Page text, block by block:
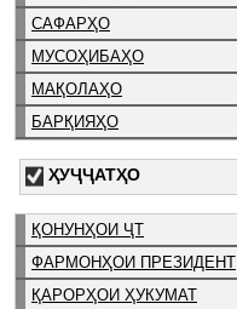
САФАРҲО
МУСОҲИБАҲО
МАҚОЛАҲО
БАРҚИЯҲО
ҲУҶҶАТҲО
ҚОНУНҲОИ ҶТ
ФАРМОНҲОИ ПРЕЗИДЕНТ
ҚАРОРҲОИ ҲУКУМАТ